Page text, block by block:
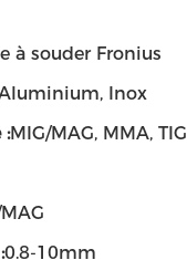
à souder Fronius
Inox
:MIG/MAG, MMA, TIG
0.8-10mm